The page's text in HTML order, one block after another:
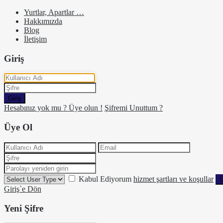
Yurtlar, Apartlar …
Hakkımızda
Blog
İletişim
Giriş
Giriş
Hesabınız yok mu ? Üye olun ! Şifremi Unuttum ?
Üye Ol
Kabul Ediyorum hizmet şartları ve koşullar
Giriş`e Dön
Yeni Şifre